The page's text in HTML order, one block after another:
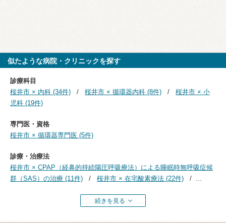
似たような病院・クリニックを探す
診療科目
桜井市 × 内科 (34件)
桜井市 × 循環器内科 (8件)
桜井市 × 小
児科 (19件)
専門医・資格
桜井市 × 循環器専門医 (5件)
診療・治療法
桜井市 × CPAP（経鼻的持続陽圧呼吸療法）による睡眠時無呼吸症候
群（SAS）の治療 (11件)
桜井市 × 在宅酸素療法 (22件) ...
続きを見る